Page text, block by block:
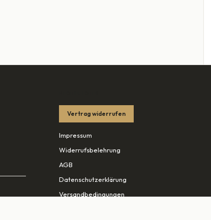
Vertrag widerrufen
Impressum
Widerrufsbelehrung
AGB
Datenschutzerklärung
Versandbedingungen